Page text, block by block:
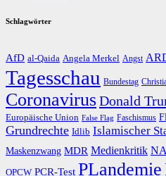
Schlagwörter
AfD al-Qaida Angela Merkel Angst
Tagesschau Bundestag
CoronavirusDonald
Europäische Union False Flag Faschismus
Grundrechte Idlib Islamischer
Maskenzwang MDR Medienkritik
OPCW PCR-Test PLandemie